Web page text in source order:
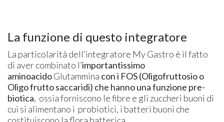
La funzione di questo integratore
La particolarità dell’integratore My Gastro è il fatto
di aver combinato l’importantissimo
aminoacidoGlutammina con i FOS (Oligofruttosio o
Oligo frutto saccaridi) che hanno una funzione pre-
biotica, ossia forniscono le fibre e gli zuccheri buoni di
cui si alimentano i probiotici, i batteri buoni che